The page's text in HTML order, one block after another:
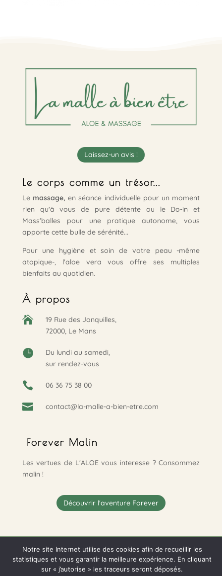
Laissez-un avis !
Le corps comme un trésor...
Le massage,en séance individuelle pour un moment
rien qu'à vous de pure détente ou le Do-in et
Mass'balles pour une pratique autonome, vous
apporte cette bulle de sérénité...
Pour une hygiène et soin de votre peau -même
atopique-, l'aloe vera vous offre ses multiples
bienfaits au quotidien.
À propos

19 Rue des Jonquilles,
72000, Le Mans

Du lundi au samedi,
sur rendez-vous
 06 36 75 38 00
 contact@la-malle-a-bien-etre.com
Forever Malin
Les vertues de L'ALOE vous interesse ? Consommez
malin !
Découvrir l'aventure Forever
ARTEO Digital - Agence Web & Communication - Le
Notre site Internet utilise des cookies afin de recueillir les
statistiques et vous garantir la meilleure expérience. En cliquant
sur « j’autorise » les traceurs seront déposés.